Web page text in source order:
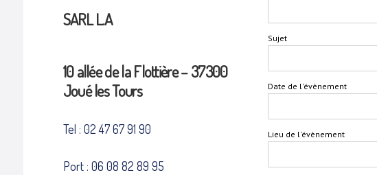
SARL L.A
10 allée de la Flottière – 37300
Joué les Tours
Tel : 02 47 67 91 90
Port : 06 08 82 89 95
Sujet
Date de l'évènement
Lieu de l'évènement